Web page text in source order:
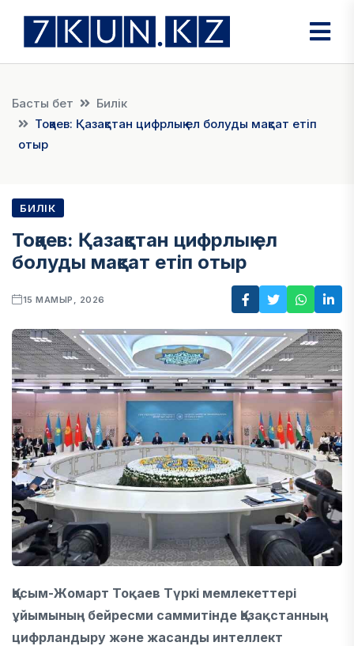
Басты бет
Билік
Тоқаев: Қазақстан цифрлық ел болуды мақсат етіп
отыр
БИЛІК
Тоқаев: Қазақстан цифрлық ел
болуды мақсат етіп отыр
15 МАМЫР, 2026
Қасым-Жомарт Тоқаев Түркі мемлекеттері
ұйымының бейресми саммитінде Қазақстанның
цифрландыру және жасанды интеллект